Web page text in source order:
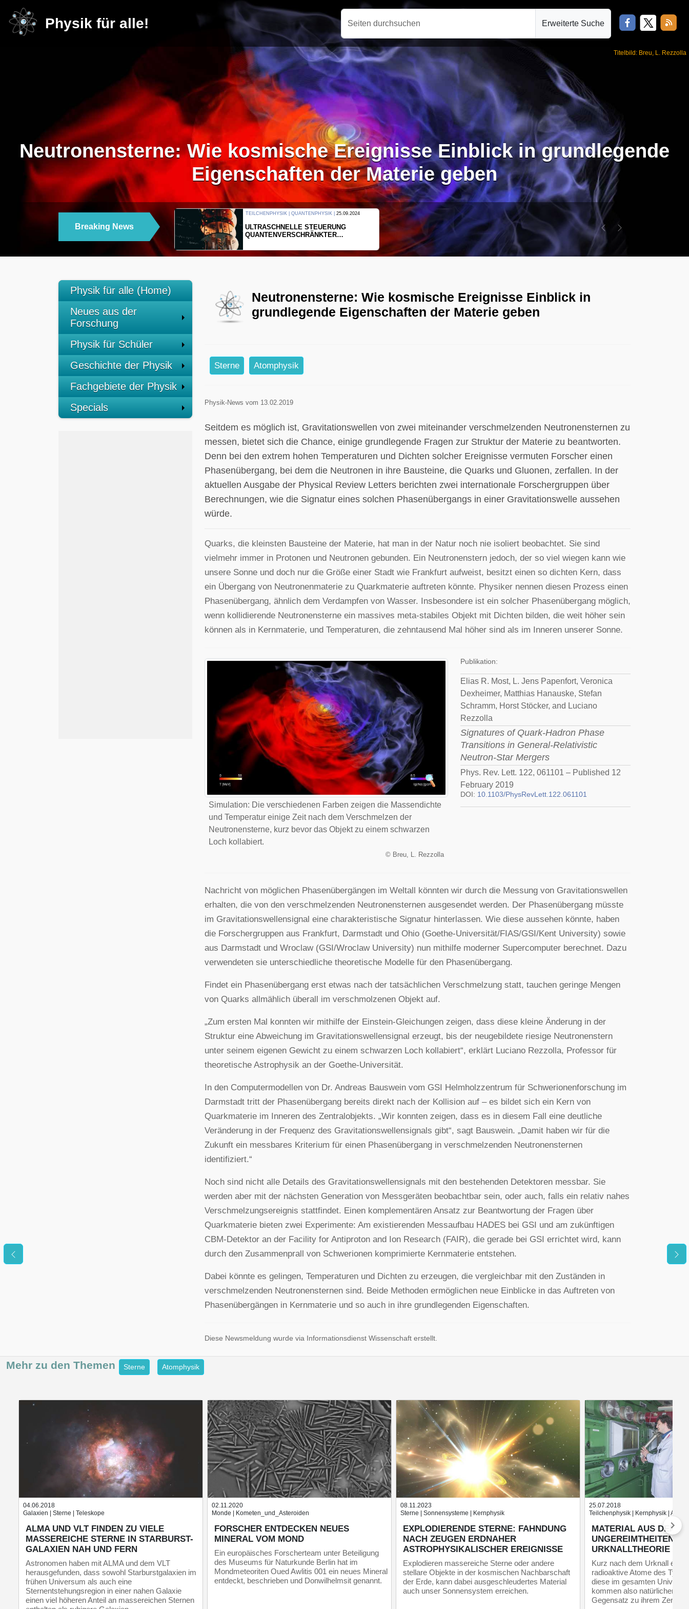
Physik für alle! Seiten durchsuchen Erweiterte Suche
Titelbild: Breu, L. Rezzolla
Neutronensterne: Wie kosmische Ereignisse Einblick in grundlegende
Eigenschaften der Materie geben
Breaking News
THERMODYNAMIK | WELLENLEHRE |23.09.2024
FORSCHER ERZEUGEN
EINDIMENSIONALES GAS AUS LICHT
Previous
Next
Physik für alle (Home)
Neues aus der
Forschung
Physik für Schüler
Geschichte der Physik
Fachgebiete der Physik
Specials
Neutronensterne: Wie kosmische Ereignisse Einblick in
grundlegende Eigenschaften der Materie geben
Sterne Atomphysik
Physik-News vom 13.02.2019
Seitdem es möglich ist, Gravitationswellen von zwei miteinander verschmelzenden Neutronensternen zu
messen, bietet sich die Chance, einige grundlegende Fragen zur Struktur der Materie zu beantworten.
Denn bei den extrem hohen Temperaturen und Dichten solcher Ereignisse vermuten Forscher einen
Phasenübergang, bei dem die Neutronen in ihre Bausteine, die Quarks und Gluonen, zerfallen. In der
aktuellen Ausgabe der Physical Review Letters berichten zwei internationale Forschergruppen über
Berechnungen, wie die Signatur eines solchen Phasenübergangs in einer Gravitationswelle aussehen
würde.
Quarks, die kleinsten Bausteine der Materie, hat man in der Natur noch nie isoliert beobachtet. Sie sind
vielmehr immer in Protonen und Neutronen gebunden. Ein Neutronenstern jedoch, der so viel wiegen kann wie
unsere Sonne und doch nur die Größe einer Stadt wie Frankfurt aufweist, besitzt einen so dichten Kern, dass
ein Übergang von Neutronenmaterie zu Quarkmaterie auftreten könnte. Physiker nennen diesen Prozess einen
Phasenübergang, ähnlich dem Verdampfen von Wasser. Insbesondere ist ein solcher Phasenübergang möglich,
wenn kollidierende Neutronensterne ein massives meta-stabiles Objekt mit Dichten bilden, die weit höher sein
können als in Kernmaterie, und Temperaturen, die zehntausend Mal höher sind als im Inneren unserer Sonne.
Simulation: Die verschiedenen Farben zeigen die Massendichte
und Temperatur einige Zeit nach dem Verschmelzen der
Neutronensterne, kurz bevor das Objekt zu einem schwarzen
Loch kollabiert.
©Breu, L. Rezzolla
Publikation:
Elias R. Most, L. Jens Papenfort, Veronica
Dexheimer, Matthias Hanauske, Stefan
Schramm, Horst Stöcker, and Luciano
Rezzolla
Signatures of Quark-Hadron Phase
Transitions in General-Relativistic
Neutron-Star Mergers
Phys. Rev. Lett. 122, 061101 – Published 12
February 2019
DOI: 10.1103/PhysRevLett.122.061101
Nachricht von möglichen Phasenübergängen im Weltall könnten wir durch die Messung von Gravitationswellen
erhalten, die von den verschmelzenden Neutronensternen ausgesendet werden. Der Phasenübergang müsste
im Gravitationswellensignal eine charakteristische Signatur hinterlassen. Wie diese aussehen könnte, haben
die Forschergruppen aus Frankfurt, Darmstadt und Ohio (Goethe-Universität/FIAS/GSI/Kent University) sowie
aus Darmstadt und Wroclaw (GSI/Wroclaw University) nun mithilfe moderner Supercomputer berechnet. Dazu
verwendeten sie unterschiedliche theoretische Modelle für den Phasenübergang.
Findet ein Phasenübergang erst etwas nach der tatsächlichen Verschmelzung statt, tauchen geringe Mengen
von Quarks allmählich überall im verschmolzenen Objekt auf.
„Zum ersten Mal konnten wir mithilfe der Einstein-Gleichungen zeigen, dass diese kleine Änderung in der
Struktur eine Abweichung im Gravitationswellensignal erzeugt, bis der neugebildete riesige Neutronenstern
unter seinem eigenen Gewicht zu einem schwarzen Loch kollabiert“, erklärt Luciano Rezzolla, Professor für
theoretische Astrophysik an der Goethe-Universität.
In den Computermodellen von Dr. Andreas Bauswein vom GSI Helmholzzentrum für Schwerionenforschung im
Darmstadt tritt der Phasenübergang bereits direkt nach der Kollision auf – es bildet sich ein Kern von
Quarkmaterie im Inneren des Zentralobjekts. „Wir konnten zeigen, dass es in diesem Fall eine deutliche
Veränderung in der Frequenz des Gravitationswellensignals gibt“, sagt Bauswein. „Damit haben wir für die
Zukunft ein messbares Kriterium für einen Phasenübergang in verschmelzenden Neutronensternen
identifiziert.“
Noch sind nicht alle Details des Gravitationswellensignals mit den bestehenden Detektoren messbar. Sie
werden aber mit der nächsten Generation von Messgeräten beobachtbar sein, oder auch, falls ein relativ nahes
Verschmelzungsereignis stattfindet. Einen komplementären Ansatz zur Beantwortung der Fragen über
Quarkmaterie bieten zwei Experimente: Am existierenden Messaufbau HADES bei GSI und am zukünftigen
CBM-Detektor an der Facility for Antiproton and Ion Research (FAIR), die gerade bei GSI errichtet wird, kann
durch den Zusammenprall von Schwerionen komprimierte Kernmaterie entstehen.
Dabei könnte es gelingen, Temperaturen und Dichten zu erzeugen, die vergleichbar mit den Zuständen in
verschmelzenden Neutronensternen sind. Beide Methoden ermöglichen neue Einblicke in das Auftreten von
Phasenübergängen in Kernmaterie und so auch in ihre grundlegenden Eigenschaften.
Diese Newsmeldung wurde via Informationsdienst Wissenschaft erstellt.
Mehr zu den Themen Sterne Atomphysik
04.06.2018
Galaxien | Sterne | Teleskope
ALMA UND VLT FINDEN ZU VIELE
MASSEREICHE STERNE IN STARBURST-
GALAXIEN NAH UND FERN
Astronomen haben mit ALMA und dem VLT
herausgefunden, dass sowohl Starburstgalaxien im
frühen Universum als auch eine
Sternentstehungsregion in einer nahen Galaxie
einen viel höheren Anteil an massereichen Sternen
02.11.2020
Monde | Kometen_und_Asteroiden
FORSCHER ENTDECKEN NEUES
MINERAL VOM MOND
Ein europäisches Forscherteam unter Beteiligung
des Museums für Naturkunde Berlin hat im
Mondmeteoriten Oued Awlitis 001 ein neues Mineral
entdeckt, beschrieben und Donwilhelmsit genannt.
08.11.2023
Sterne | Sonnensysteme | Kernphysik
EXPLODIERENDE STERNE: FAHNDUNG
NACH ZEUGEN ERDNAHER
ASTROPHYSIKALISCHER EREIGNISSE
Explodieren massereiche Sterne oder andere
stellare Objekte in der kosmischen Nachbarschaft
der Erde, kann dabei ausgeschleudertes Material
auch unser Sonnensystem erreichen.
25.07.2018
Teilchenphysik | Kernphysik |
MATERIAL AUS DEM
UNGEREIMTHEITEN IN
URKNALLTHEORIE ZU
Kurz nach dem Urknall
radioaktive Atome des Typs
diese im gesamten
kommen also
Gegensatz zu ihrem